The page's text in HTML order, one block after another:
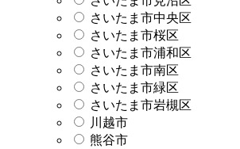
さいたま市中央区
さいたま市桜区
さいたま市浦和区
さいたま市南区
さいたま市緑区
さいたま市岩槻区
川越市
熊谷市